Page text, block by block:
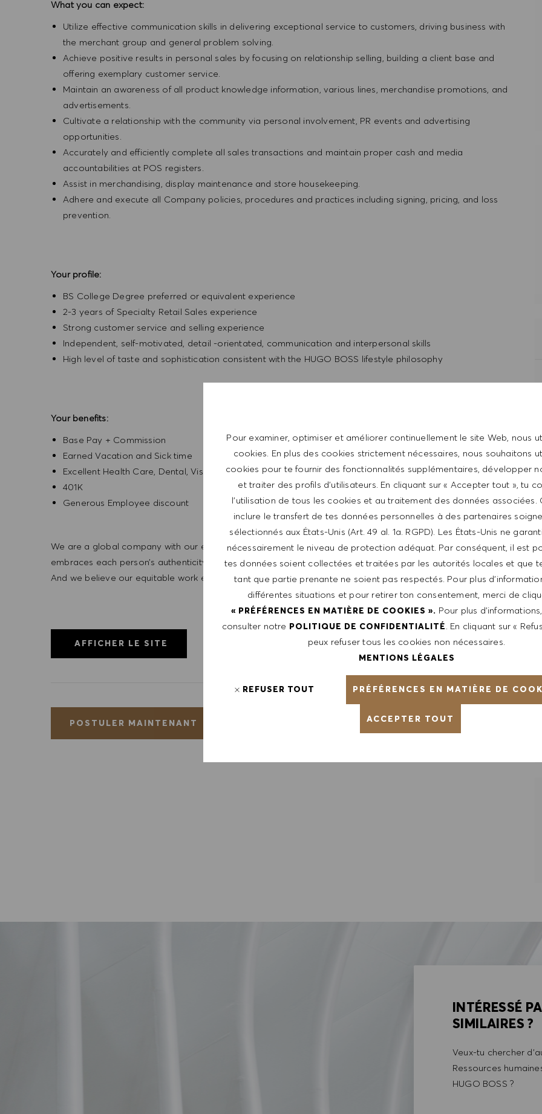
Pour examiner, optimiser et améliorer continuellement le site Web, nous
cookies. En plus des cookies strictement nécessaires, nous souhaitons
cookies pour te fournir des fonctionnalités supplémentaires, développer
et traiter des profils d’utilisateurs. En cliquant sur « Accepter tout », tu
l’utilisation de tous les cookies et au traitement des données associées.
inclure le transfert de tes données personnelles à des partenaires
sélectionnés aux États-Unis (Art. 49 al. 1a. RGPD). Les États-Unis ne
nécessairement le niveau de protection adéquat. Par conséquent, il est
tes données soient collectées et traitées par les autorités locales et que
tant que partie prenante ne soient pas respectés. Pour plus
différentes situations et pour retirer ton consentement, merci de
« PRÉFÉRENCES EN MATIÈRE DE COOKIES ». Pour plus
consulter notre POLITIQUE DE CONFIDENTIALITÉ. En cliquant sur «
peux refuser tous les cookies non nécessaires.
MENTIONS LÉGALES
PRÉFÉRENCES EN MATIÈRE DE
REFUSER TOUT
ACCEPTER TOUT
What you can expect:
Utilize effective communication skills in delivering exceptional service to customers, driving business with
the merchant group and general problem solving.
Achieve positive results in personal sales by focusing on relationship selling, building a client base and
offering exemplary customer service.
Maintain an awareness of all product knowledge information, various lines, merchandise promotions, and
advertisements.
Cultivate a relationship with the community via personal involvement, PR events and advertising
opportunities.
Accurately and efficiently complete all sales transactions and maintain proper cash and media
accountabilities at POS registers.
Assist in merchandising, display maintenance and store housekeeping.
Adhere and execute all Company policies, procedures and practices including signing, pricing, and loss
prevention.
Your profile:
BS College Degree preferred or equivalent experience
2-3 years of Specialty Retail Sales experience
Strong customer service and selling experience
Independent, self-motivated, detail -orientated, communication and interpersonal skills
High level of taste and sophistication consistent with the HUGO BOSS lifestyle philosophy
Your benefits:
Base Pay + Commission
Earned Vacation and Sick time
Excellent Health Care, Dental, Vision,
401K
Generous Employee discount
We are a global company with our employees representative of the world at large. Our inclusive culture
embraces each person’s authenticity and individuality. We are committed to equal employment opportunity.
And we believe our equitable work environment helps unleash your full potential and inspires you to thrive.
AFFICHER LE SITE
POSTULER MAINTENANT ENREGISTRER LE POSTE
INTÉRESSÉ
SIMILAIRES ?
Veux-tu chercher
Ressources
HUGO BOSS ?